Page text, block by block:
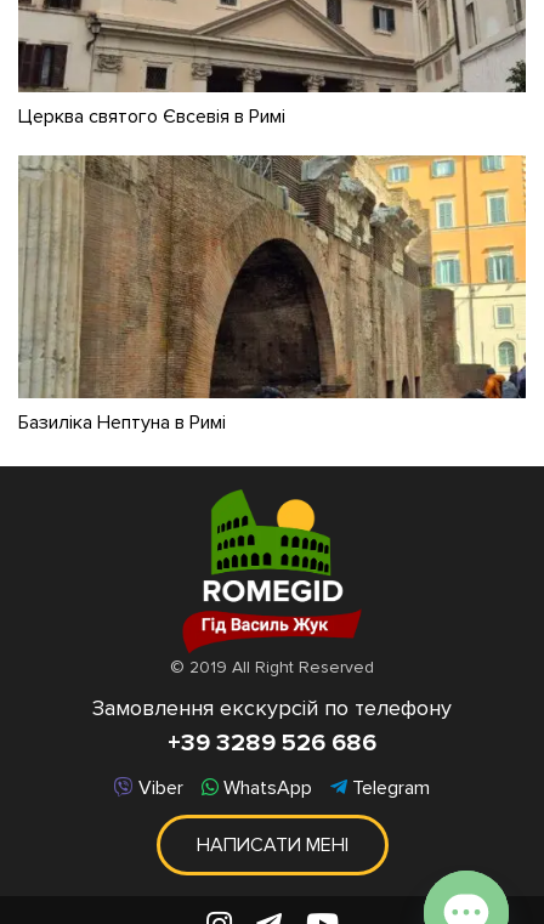
Церква святого Євсевія в Римі
Базиліка Нептуна в Римі
© 2019 All Right Reserved
Замовлення екскурсій по телефону
+39 3289 526 686
Viber WhatsApp Telegram
НАПИСАТИ МЕНІ